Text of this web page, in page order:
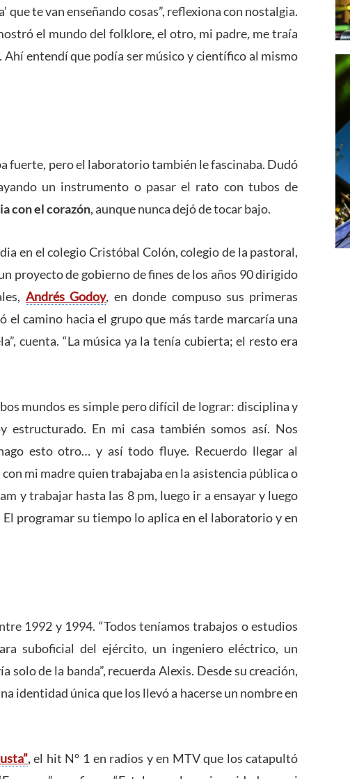
que te van enseñando cosas”, reflexiona con nostalgia.
el mundo del folklore, el otro, mi padre, me traía
.Ahí entendí que podía ser músico y científico al mismo
fuerte, pero el laboratorio también le fascinaba. Dudó
un instrumento o pasar el rato con tubos de
con el corazón, aunque nunca dejó de tocar bajo.
en el colegio Cristóbal Colón, colegio de la pastoral,
proyecto de gobierno de fines de los años 90 dirigido
Andrés Godoy, en donde compuso sus primeras
el camino hacia el grupo que más tarde marcaría una
cuenta. “La música ya la tenía cubierta; el resto era
mundos es simple pero difícil de lograr: disciplina y
estructurado. En mi casa también somos así. Nos
esto otro… y así todo fluye. Recuerdo llegar al
mi madre quien trabajaba en la asistencia pública o
y trabajar hasta las 8 pm, luego ir a ensayar y luego
programar su tiempo lo aplica en el laboratorio y en
1992 y 1994. “Todos teníamos trabajos o estudios
suboficial del ejército, un ingeniero eléctrico, un
solo de la banda”, recuerda Alexis. Desde su creación,
identidad única que los llevó a hacerse un nombre en
,el hit Nº 1 en radios y en MTV que los catapultó